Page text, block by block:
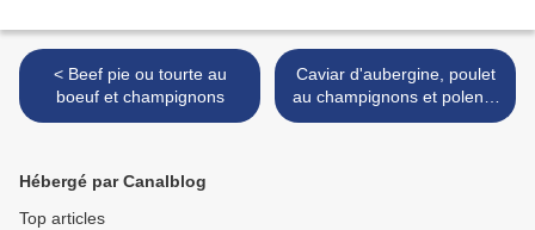
< Beef pie ou tourte au
boeuf et champignons
Caviar d'aubergine, poulet
au champignons et polenta
et crèmes au citron : un
Hébergé par Canalblog
Top articles